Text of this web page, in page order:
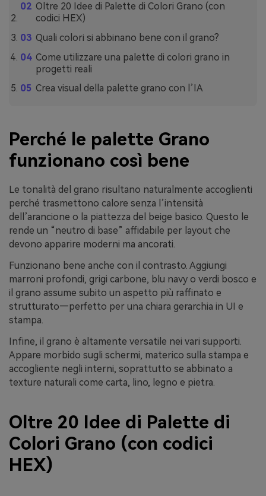
Oltre 20 Idee di Palette di Colori Grano (con
codici HEX)
Quali colori si abbinano bene con il grano?
Come utilizzare una palette di colori grano in
progetti reali
Crea visual della palette grano con l’IA
Perché le palette Grano
funzionano così bene
Le tonalità del grano risultano naturalmente accoglienti
perché trasmettono calore senza l’intensità
dell’arancione o la piattezza del beige basico. Questo le
rende un “neutro di base” affidabile per layout che
devono apparire moderni ma ancorati.
Funzionano bene anche con il contrasto. Aggiungi
marroni profondi, grigi carbone, blu navy o verdi bosco e
il grano assume subito un aspetto più raffinato e
strutturato—perfetto per una chiara gerarchia in UI e
stampa.
Infine, il grano è altamente versatile nei vari supporti.
Appare morbido sugli schermi, materico sulla stampa e
accogliente negli interni, soprattutto se abbinato a
texture naturali come carta, lino, legno e pietra.
Oltre 20 Idee di Palette di
Colori Grano (con codici
HEX)